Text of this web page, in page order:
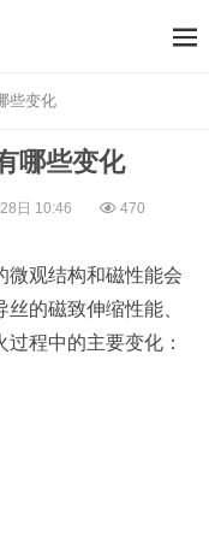
些变化
哪些变化
日 10:46 470
微观结构和磁性能会
的磁致伸缩性能、
程中的主要变化：